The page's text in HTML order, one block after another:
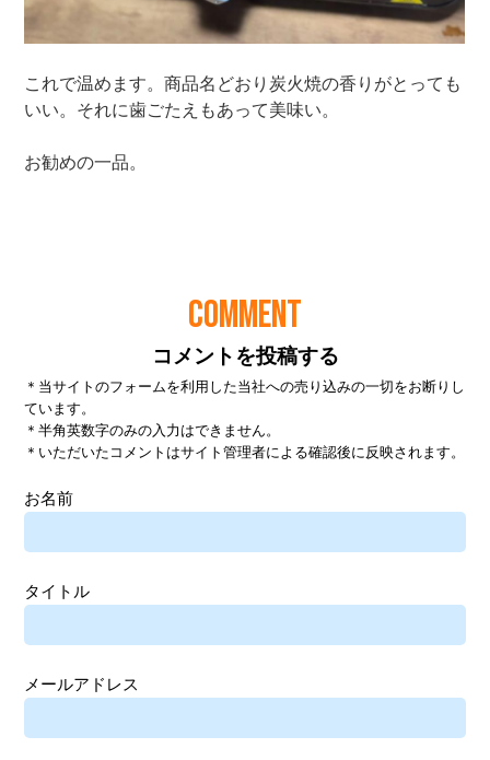
COMMENT
コメントを投稿する
＊当サイトのフォームを利用した当社への売り込みの一切をお断りし
ています。
＊半角英数字のみの入力はできません。
＊いただいたコメントはサイト管理者による確認後に反映されます。
お名前
タイトル
メールアドレス